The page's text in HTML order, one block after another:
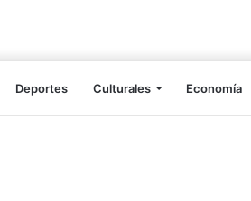
Deportes Culturales Economía